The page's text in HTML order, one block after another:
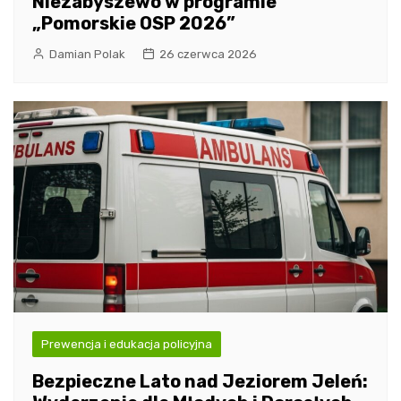
„Pomorskie OSP 2026”
Damian Polak 26 czerwca 2026
Prewencja i edukacja policyjna
Bezpieczne Lato nad Jeziorem Jeleń: